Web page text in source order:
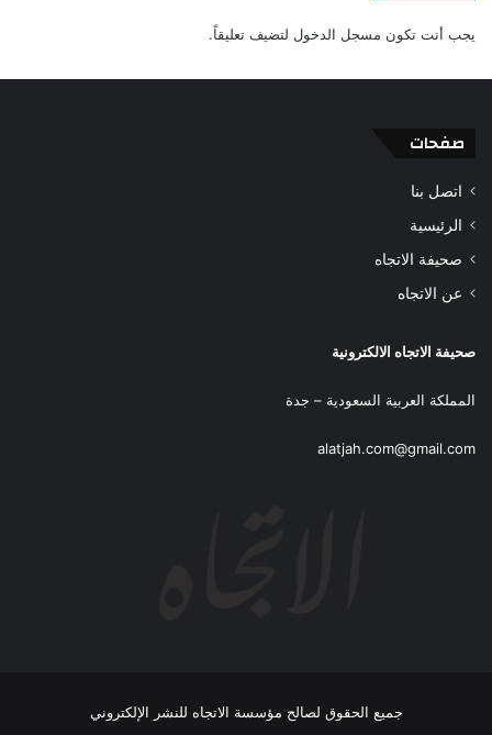
يجب أنت تكون مسجل الدخول لتضيف تعليقاً.
صفحات
اتصل بنا
الرئيسية
صحيفة الاتجاه
عن الاتجاه
صحيفة الاتجاه الالكترونية
المملكة العربية السعودية – جدة
alatjah.com@gmail.com
جميع الحقوق لصالح مؤسسة الاتجاه للنشر الإلكتروني